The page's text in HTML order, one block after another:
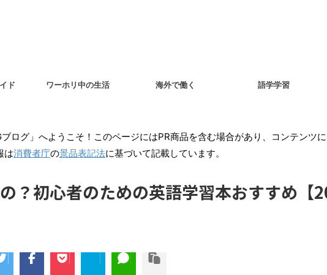
ド ワーホリ中の生活 海外で働く 語学学習
ログ」へようこそ！このページにはPR商品を含む場合があり、コンテンツに
は消費者庁の景品表記法に基づいて記載しています。
？初心者のための英語学習本おすすめ【